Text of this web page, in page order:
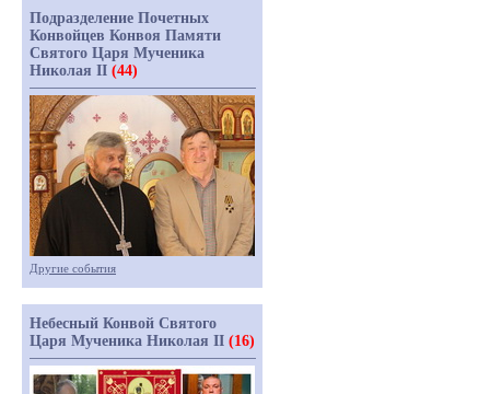
Подразделение Почетных
Конвойцев Конвоя Памяти
Святого Царя Мученика
Николая II (44)
Другие события
Небесный Конвой Святого
Царя Мученика Николая II (16)